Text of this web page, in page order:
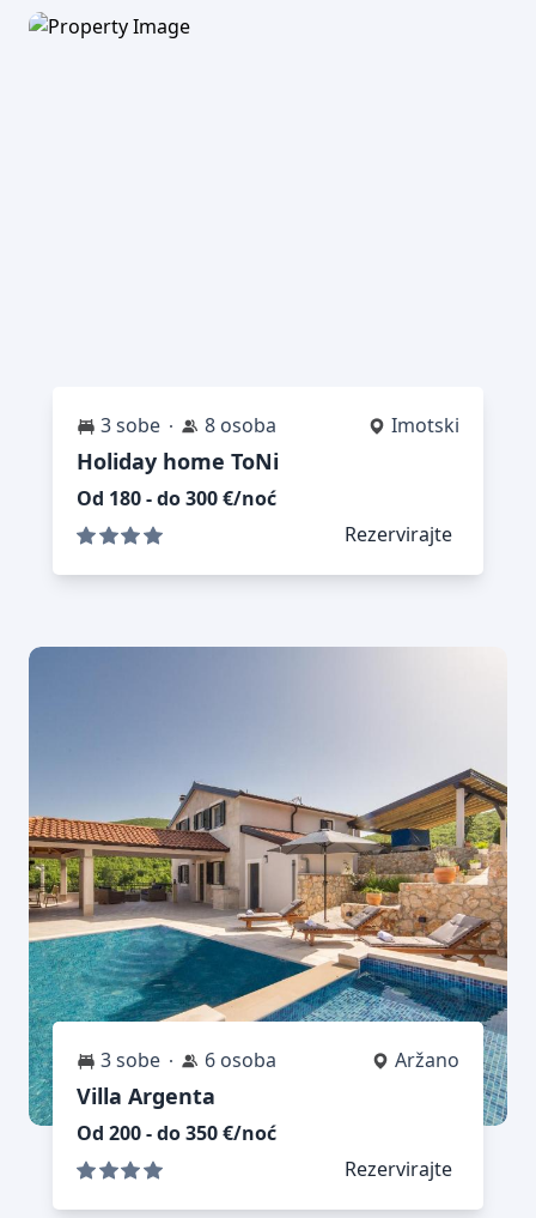
3 sobe 8 osoba Imotski
Holiday home ToNi
Od 180 - do 300 €/noć
Rezervirajte
3 sobe 6 osoba Aržano
Villa Argenta
Od 200 - do 350 €/noć
Rezervirajte